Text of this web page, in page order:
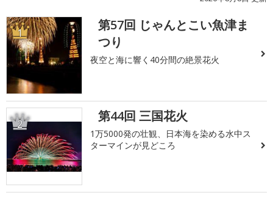
1
第57回 じゃんとこい魚津ま
つり
夜空と海に響く40分間の絶景花火
2 第44回 三国花火
1万5000発の壮観、日本海を染める水中ス
ターマインが見どころ